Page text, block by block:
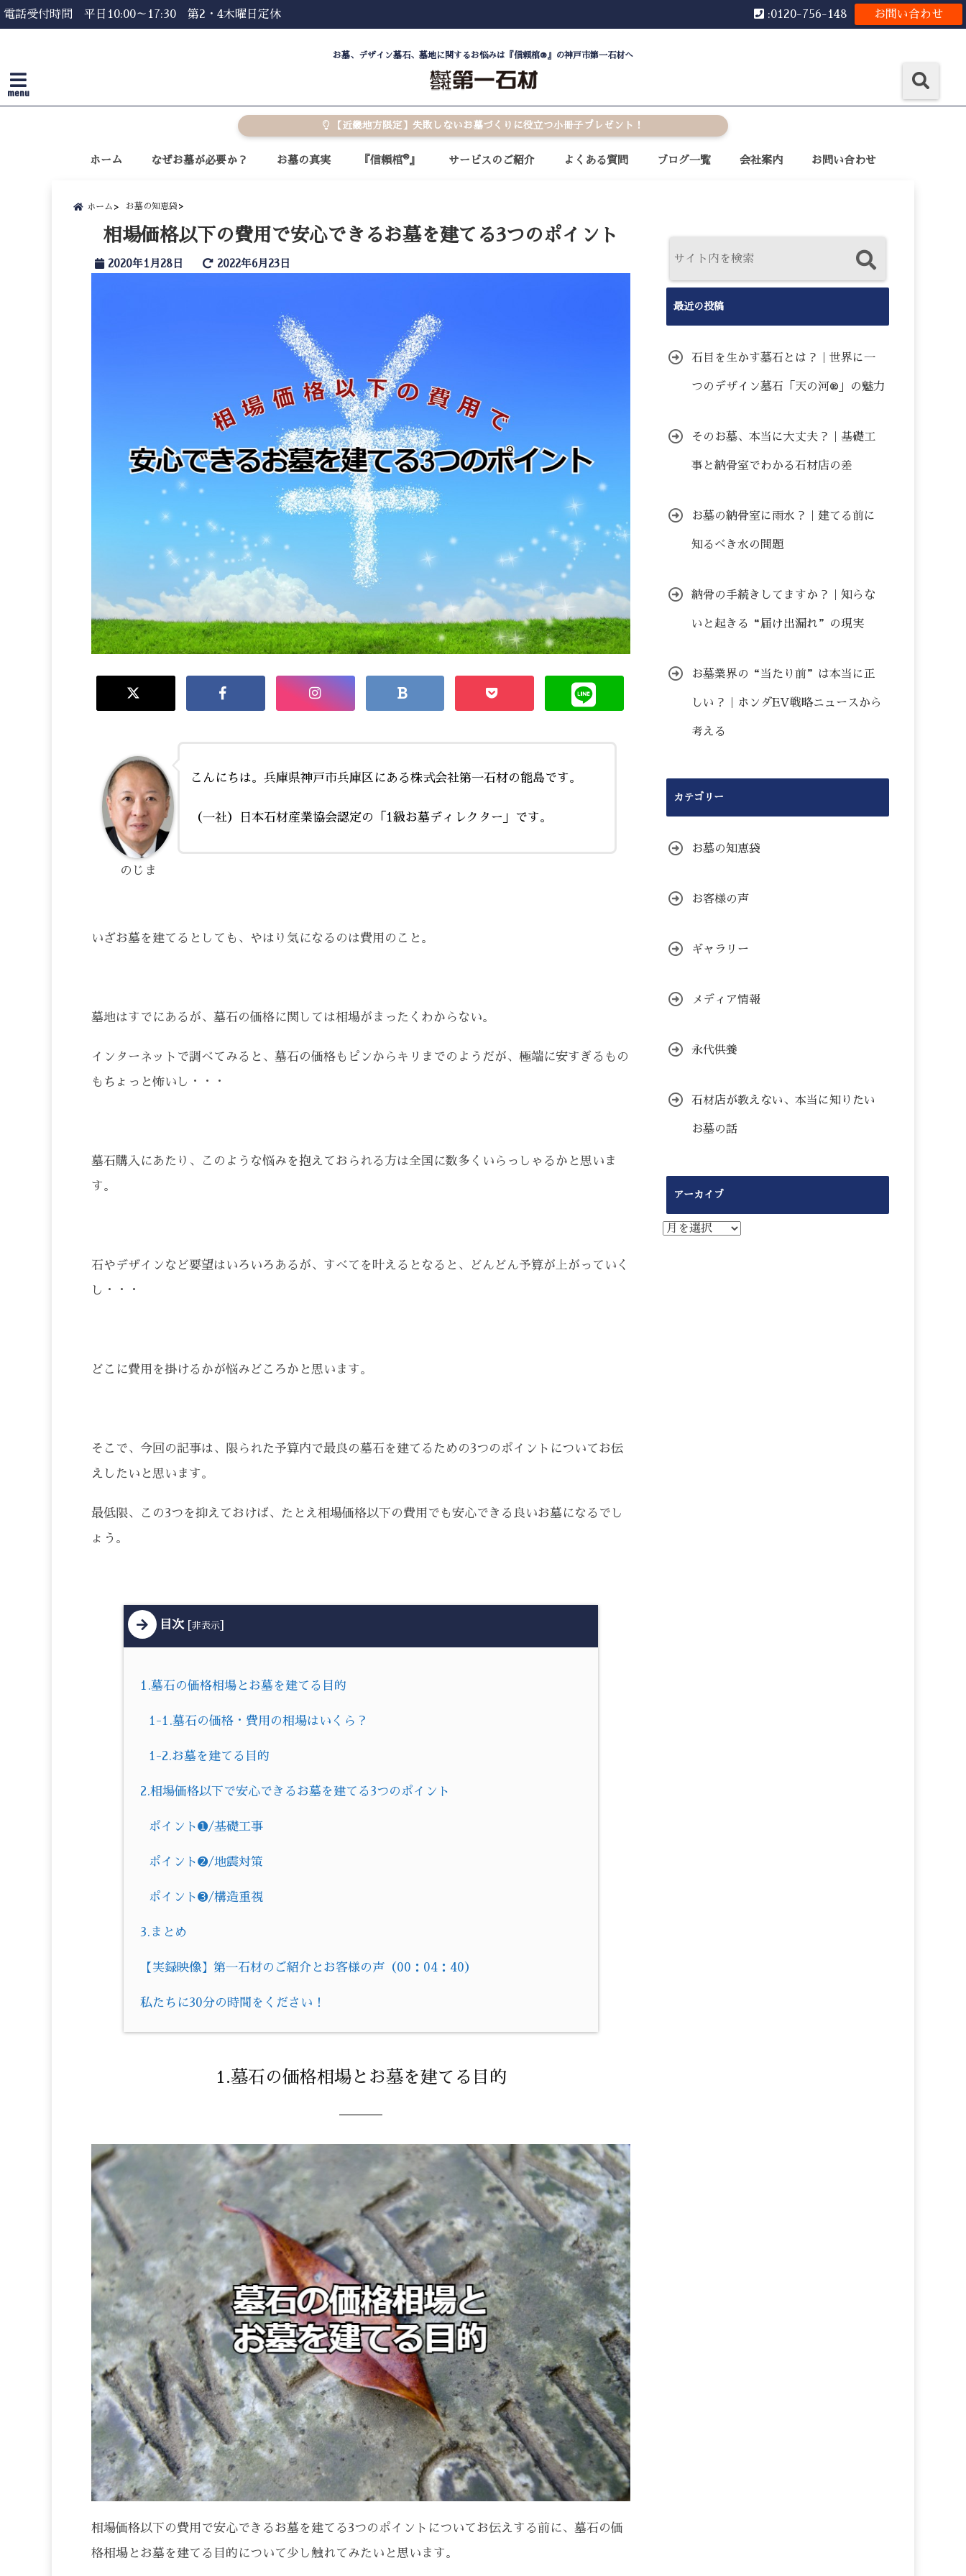
電話受付時間 平日10:00～17:30 第2・4木曜日定休 お問い合わせ
:0120-756-148
お墓、デザイン墓石、墓地に関するお悩みは『信頼棺®』の神戸市第一石材へ
menu
【近畿地方限定】失敗しないお墓づくりに役立つ小冊子プレゼント！
ホーム なぜお墓が必要か？ お墓の真実 『信頼棺®』 サービスのご紹介 よくある質問 ブログ一覧 会社案内 お問い合わせ
ホーム お墓の知恵袋
相場価格以下の費用で安心できるお墓を建てる3つのポイント
2020年1月28日 2022年6月23日
こんにちは。兵庫県神戸市兵庫区にある株式会社第一石材の能島です。
（一社）日本石材産業協会認定の「1級お墓ディレクター」です。
のじま
いざお墓を建てるとしても、やはり気になるのは費用のこと。
墓地はすでにあるが、墓石の価格に関しては相場がまったくわからない。
インターネットで調べてみると、墓石の価格もピンからキリまでのようだが、極端に安すぎるもの
もちょっと怖いし・・・
墓石購入にあたり、このような悩みを抱えておられる方は全国に数多くいらっしゃるかと思いま
す。
石やデザインなど要望はいろいろあるが、すべてを叶えるとなると、どんどん予算が上がっていく
し・・・
どこに費用を掛けるかが悩みどころかと思います。
そこで、今回の記事は、限られた予算内で最良の墓石を建てるための3つのポイントについてお伝
えしたいと思います。
最低限、この3つを抑えておけば、たとえ相場価格以下の費用でも安心できる良いお墓になるでし
ょう。
目次 非表示
1.墓石の価格相場とお墓を建てる目的
1-1.墓石の価格・費用の相場はいくら？
1-2.お墓を建てる目的
2.相場価格以下で安心できるお墓を建てる3つのポイント
ポイント➊/基礎工事
ポイント➋/地震対策
ポイント➌/構造重視
3.まとめ
【実録映像】第一石材のご紹介とお客様の声（00：04：40）
私たちに30分の時間をください！
1.墓石の価格相場とお墓を建てる目的
相場価格以下の費用で安心できるお墓を建てる3つのポイントについてお伝えする前に、墓石の価
格相場とお墓を建てる目的について少し触れてみたいと思います。
最近の投稿
石目を生かす墓石とは？｜世界に一
つのデザイン墓石「天の河®」の魅力
そのお墓、本当に大丈夫？｜基礎工
事と納骨室でわかる石材店の差
お墓の納骨室に雨水？｜建てる前に
知るべき水の問題
納骨の手続きしてますか？｜知らな
いと起きる“届け出漏れ”の現実
お墓業界の“当たり前”は本当に正
しい？｜ホンダEV戦略ニュースから
考える
カテゴリー
お墓の知恵袋
お客様の声
ギャラリー
メディア情報
永代供養
石材店が教えない、本当に知りたい
お墓の話
アーカイブ
ア
ー